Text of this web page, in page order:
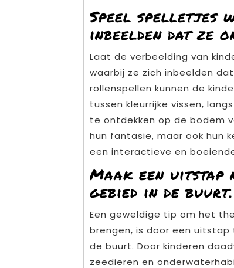
Speel spelletjes
inbeelden dat ze
Laat de verbeelding van
waarbij ze zich inbeelden
rollenspellen kunnen de
tussen kleurrijke vissen,
te ontdekken op de bodem
hun fantasie, maar ook hun
een interactieve en
Maak een
gebied in de buurt.
Een geweldige tip om het
brengen, is door een
de buurt. Door kinderen
zeedieren en